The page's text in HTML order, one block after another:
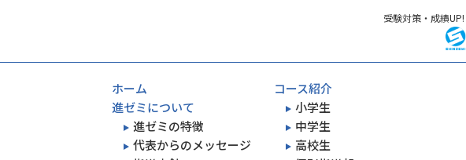
受験対策・成績
ホーム
進ゼミについて
進ゼミの特徴
代表からのメッセージ
コース紹介
小学生
中学生
高校生